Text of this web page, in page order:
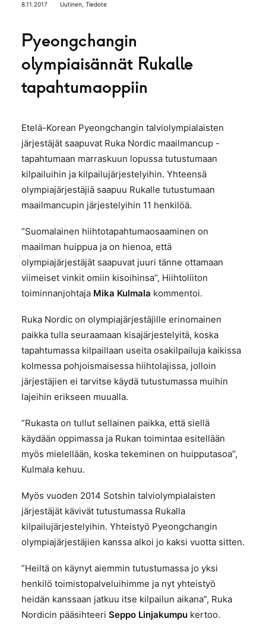
8.11.2017 Uutinen Tiedote
Pyeongchangin
olympiaisännät Rukalle
tapahtumaoppiin
Etelä-Korean Pyeongchangin talviolympialaisten
järjestäjät saapuvat Ruka Nordic maailmancup -
tapahtumaan marraskuun lopussa tutustumaan
kilpailuihin ja kilpailujärjestelyihin. Yhteensä
olympiajärjestäjiä saapuu Rukalle tutustumaan
maailmancupin järjestelyihin 11 henkilöä.
”Suomalainen hiihtotapahtumaosaaminen on
maailman huippua ja on hienoa, että
olympiajärjestäjät saapuvat juuri tänne ottamaan
viimeiset vinkit omiin kisoihinsa”, Hiihtoliiton
toiminnanjohtaja Mika Kulmala kommentoi.
Ruka Nordic on olympiajärjestäjille erinomainen
paikka tulla seuraamaan kisajärjestelyitä, koska
tapahtumassa kilpaillaan useita osakilpailuja kaikissa
kolmessa pohjoismaisessa hiihtolajissa, jolloin
järjestäjien ei tarvitse käydä tutustumassa muihin
lajeihin erikseen muualla.
”Rukasta on tullut sellainen paikka, että siellä
käydään oppimassa ja Rukan toimintaa esitellään
myös mielellään, koska tekeminen on huipputasoa”,
Kulmala kehuu.
Myös vuoden 2014 Sotshin talviolympialaisten
järjestäjät kävivät tutustumassa Rukalla
kilpailujärjestelyihin. Yhteistyö Pyeongchangin
olympiajärjestäjien kanssa alkoi jo kaksi vuotta sitten.
”Heiltä on käynyt aiemmin tutustumassa jo yksi
henkilö toimistopalveluihimme ja nyt yhteistyö
heidän kanssaan jatkuu itse kilpailun aikana”, Ruka
Nordicin pääsihteeri Seppo Linjakumpu kertoo.